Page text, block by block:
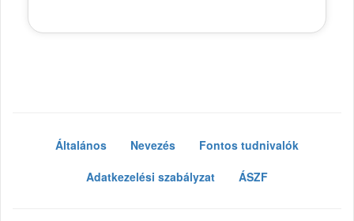
Általános Nevezés
Fontos tudnivalók
Adatkezelési szabályzat
ÁSZF